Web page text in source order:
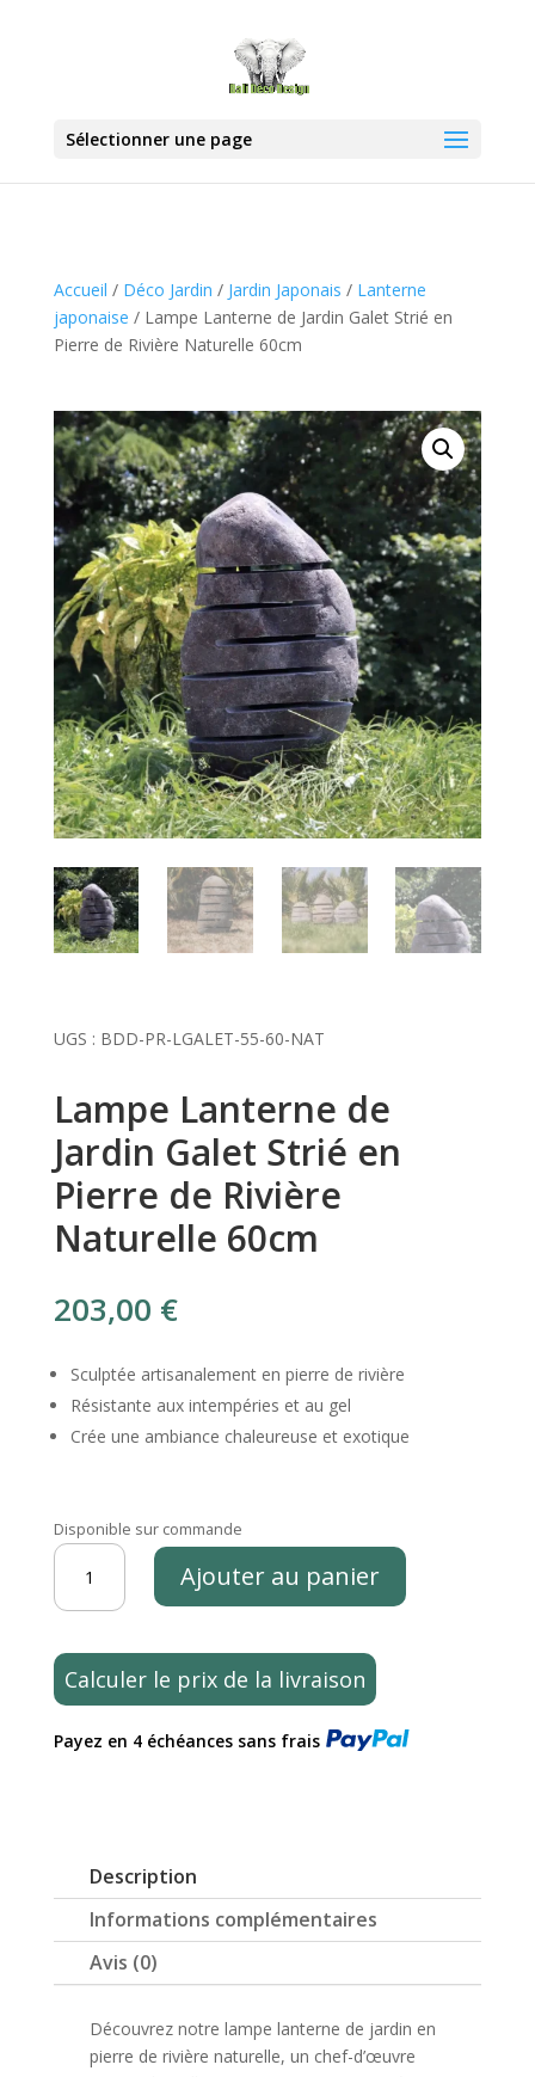
Sélectionner une page
Accueil / Déco Jardin / Jardin Japonais / Lanterne
japonaise / Lampe Lanterne de Jardin Galet Strié en
Pierre de Rivière Naturelle 60cm
UGS : BDD-PR-LGALET-55-60-NAT
Lampe Lanterne de
Jardin Galet Strié en
Pierre de Rivière
Naturelle 60cm
203,00 €
Sculptée artisanalement en pierre de rivière
Résistante aux intempéries et au gel
Crée une ambiance chaleureuse et exotique
Disponible sur commande
quantité
Lampe
de
Jardin
Strié
Naturelle
60cm
Ajouter au panier
Calculer le prix de la livraison
Payez en 4 échéances sans frais
Description
Informations complémentaires
Avis (0)
Découvrez notre lampe lanterne de jardin en
pierre de rivière naturelle, un chef-d’œuvre